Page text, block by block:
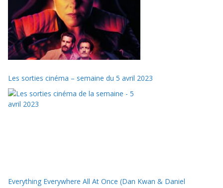
Les sorties cinéma – semaine du 5 avril 2023
Everything Everywhere All At Once (Dan Kwan & Daniel